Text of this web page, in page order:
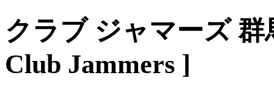
クラブ ジャマーズ
Club Jammers ]